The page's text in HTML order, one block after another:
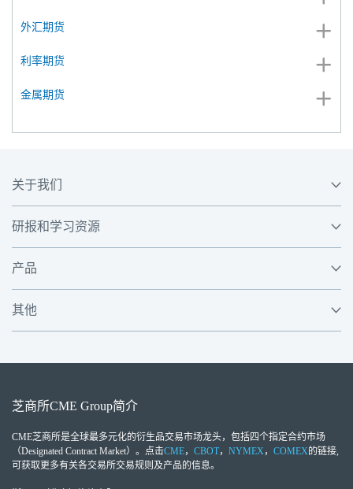
外汇期货
利率期货
金属期货
关于我们
研报和学习资源
产品
其他
芝商所CME Group简介
CME芝商所是全球最多元化的衍生品交易市场龙头，包括四个指定合约市场
（Designated Contract Market）。点击CME， CBOT， NYMEX， COMEX的链接,
可获取更多有关各交易所交易规则及产品的信息。